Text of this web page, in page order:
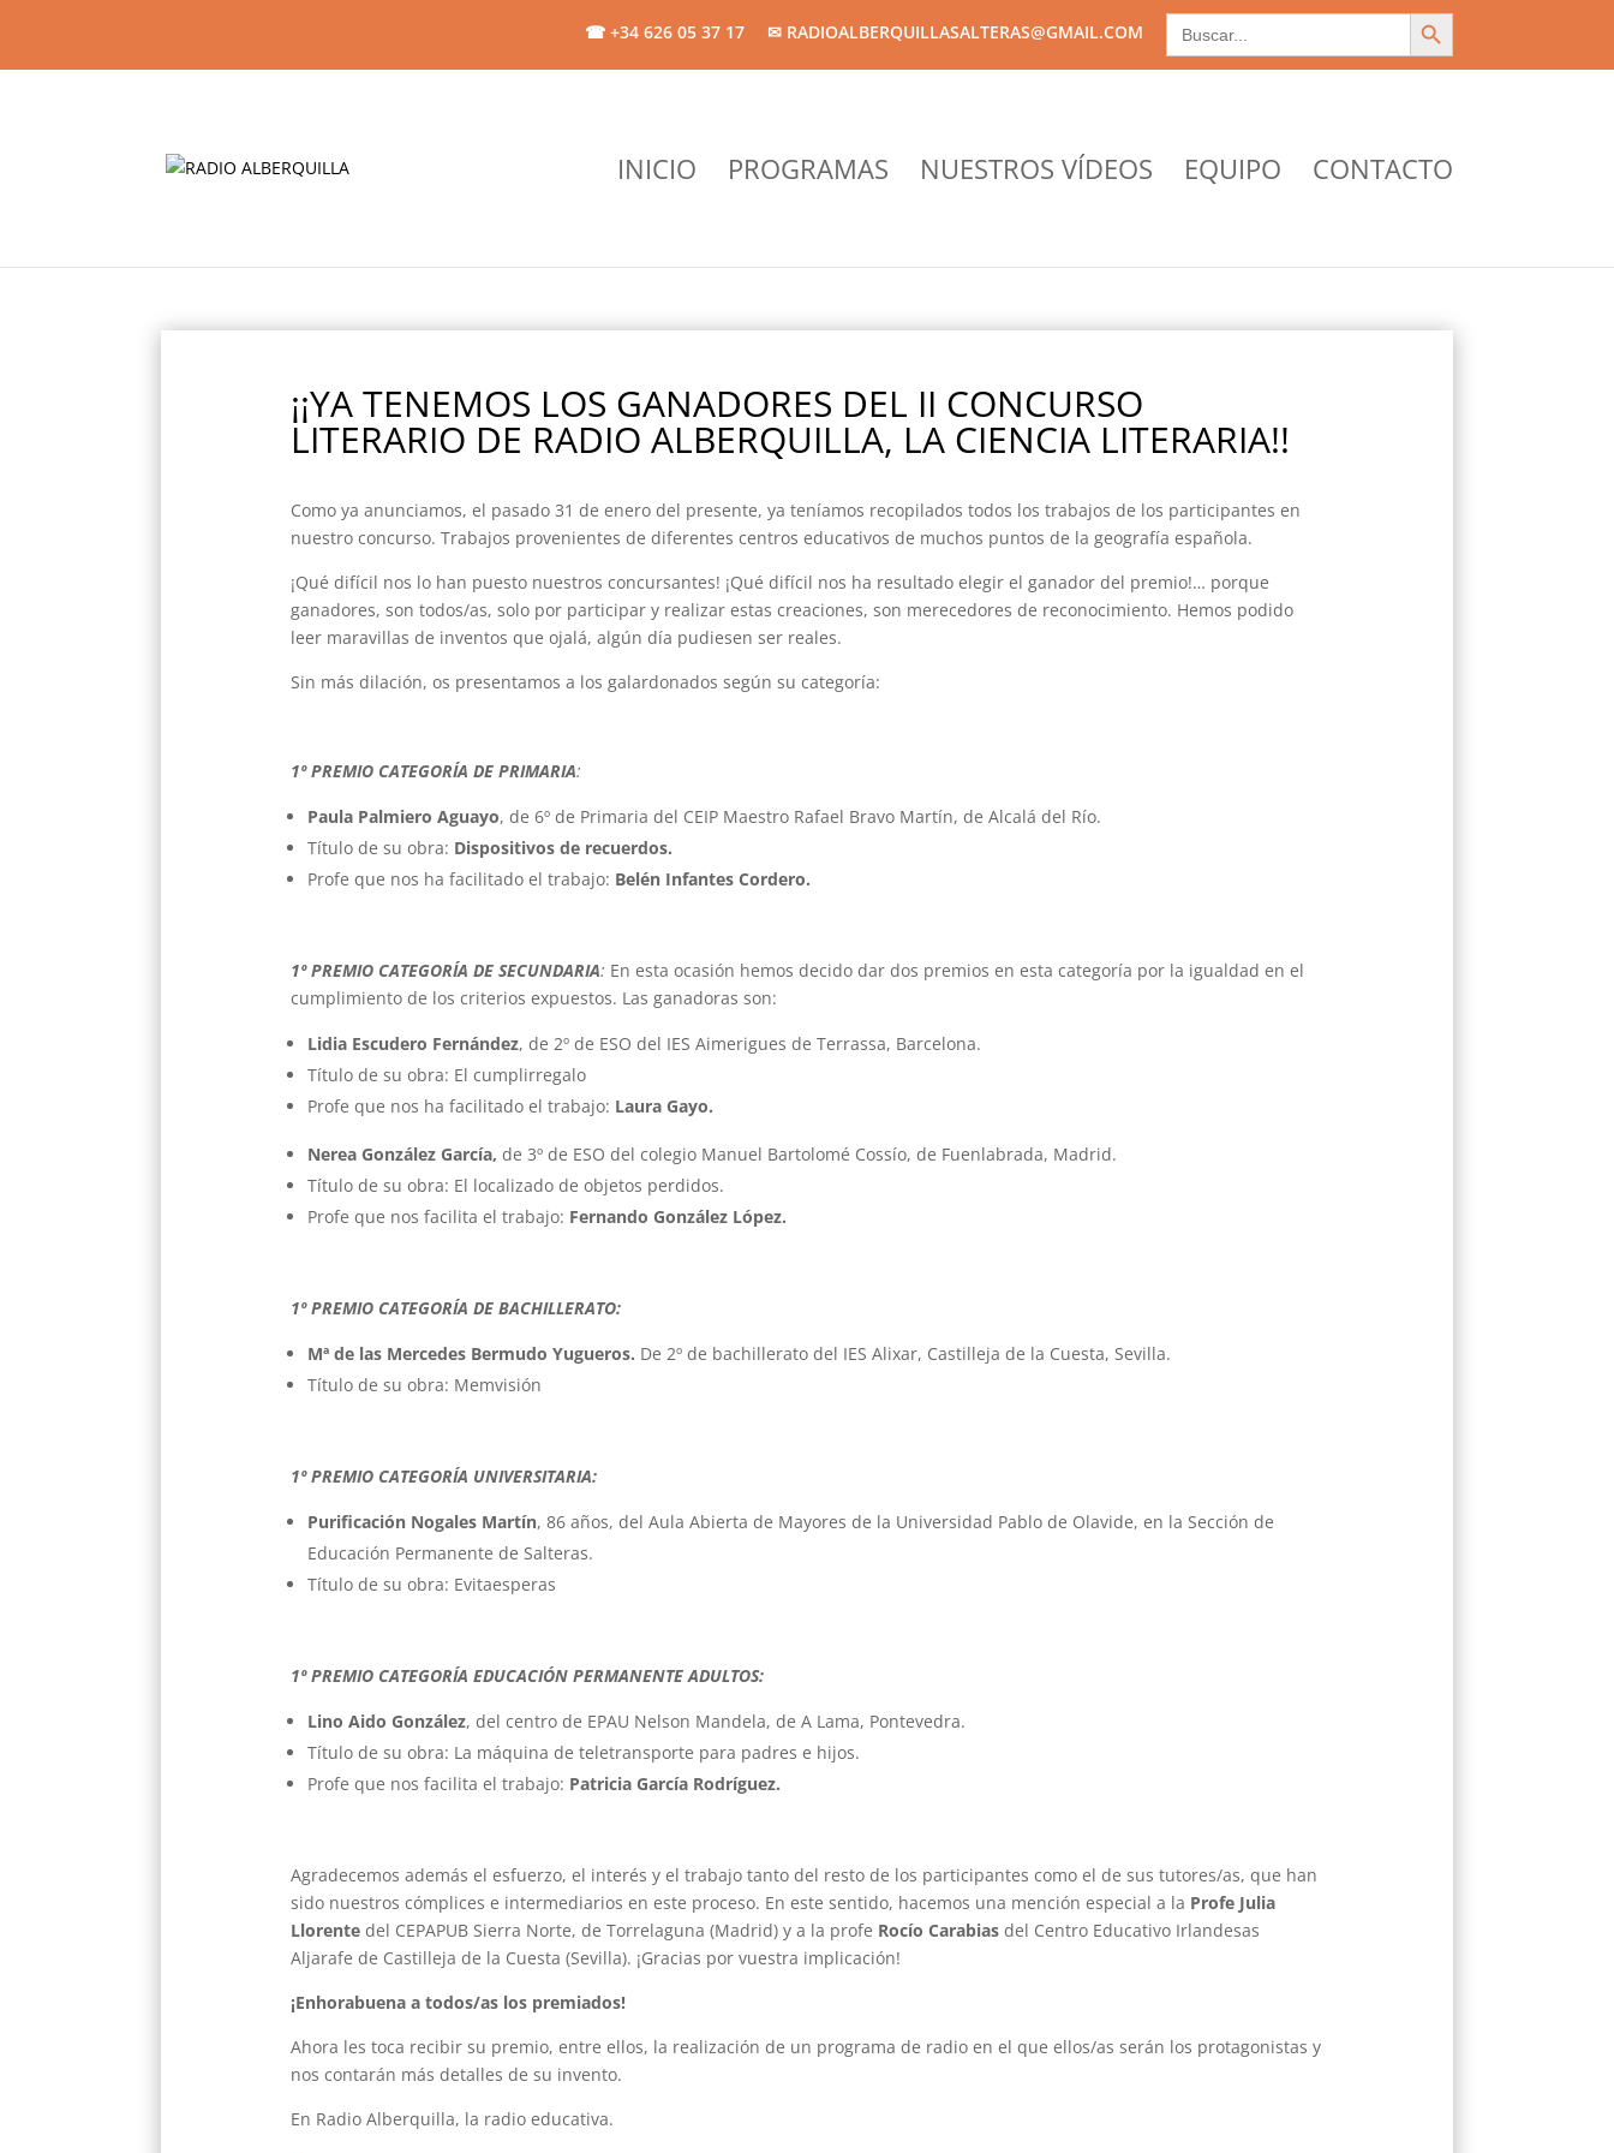
☎ +34 626 05 37 17 ✉ RADIOALBERQUILLASALTERAS@GMAIL.COM
Search
for:
Search Button
INICIO PROGRAMAS NUESTROS VÍDEOS EQUIPO CONTACTO
¡¡YA TENEMOS LOS GANADORES DEL II CONCURSO
LITERARIO DE RADIO ALBERQUILLA, LA CIENCIA LITERARIA!!
Como ya anunciamos, el pasado 31 de enero del presente, ya teníamos recopilados todos los trabajos de los participantes en
nuestro concurso. Trabajos provenientes de diferentes centros educativos de muchos puntos de la geografía española.
¡Qué difícil nos lo han puesto nuestros concursantes! ¡Qué difícil nos ha resultado elegir el ganador del premio!… porque
ganadores, son todos/as, solo por participar y realizar estas creaciones, son merecedores de reconocimiento. Hemos podido
leer maravillas de inventos que ojalá, algún día pudiesen ser reales.
Sin más dilación, os presentamos a los galardonados según su categoría:
1º PREMIO CATEGORÍA DE PRIMARIA:
Paula Palmiero Aguayo, de 6º de Primaria del CEIP Maestro Rafael Bravo Martín, de Alcalá del Río.
Título de su obra: Dispositivos de recuerdos.
Profe que nos ha facilitado el trabajo: Belén Infantes Cordero.
1º PREMIO CATEGORÍA DE SECUNDARIA: En esta ocasión hemos decido dar dos premios en esta categoría por la igualdad en el
cumplimiento de los criterios expuestos. Las ganadoras son:
Lidia Escudero Fernández, de 2º de ESO del IES Aimerigues de Terrassa, Barcelona.
Título de su obra: El cumplirregalo
Profe que nos ha facilitado el trabajo: Laura Gayo.
Nerea González García, de 3º de ESO del colegio Manuel Bartolomé Cossío, de Fuenlabrada, Madrid.
Título de su obra: El localizado de objetos perdidos.
Profe que nos facilita el trabajo: Fernando González López.
1º PREMIO CATEGORÍA DE BACHILLERATO:
Mª de las Mercedes Bermudo Yugueros. De 2º de bachillerato del IES Alixar, Castilleja de la Cuesta, Sevilla.
Título de su obra: Memvisión
1º PREMIO CATEGORÍA UNIVERSITARIA:
Purificación Nogales Martín, 86 años, del Aula Abierta de Mayores de la Universidad Pablo de Olavide, en la Sección de
Educación Permanente de Salteras.
Título de su obra: Evitaesperas
1º PREMIO CATEGORÍA EDUCACIÓN PERMANENTE ADULTOS:
Lino Aido González, del centro de EPAU Nelson Mandela, de A Lama, Pontevedra.
Título de su obra: La máquina de teletransporte para padres e hijos.
Profe que nos facilita el trabajo: Patricia García Rodríguez.
Agradecemos además el esfuerzo, el interés y el trabajo tanto del resto de los participantes como el de sus tutores/as, que han
sido nuestros cómplices e intermediarios en este proceso. En este sentido, hacemos una mención especial a la Profe Julia
Llorentedel CEPAPUB Sierra Norte, de Torrelaguna (Madrid) y a la profe Rocío Carabiasdel Centro Educativo Irlandesas
Aljarafe de Castilleja de la Cuesta (Sevilla). ¡Gracias por vuestra implicación!
¡Enhorabuena a todos/as los premiados!
Ahora les toca recibir su premio, entre ellos, la realización de un programa de radio en el que ellos/as serán los protagonistas y
nos contarán más detalles de su invento.
En Radio Alberquilla, la radio educativa.